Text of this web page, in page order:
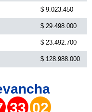
$ 9.023.450
$ 29.498.000
$ 23.492.700
$ 128.988.000
33 02